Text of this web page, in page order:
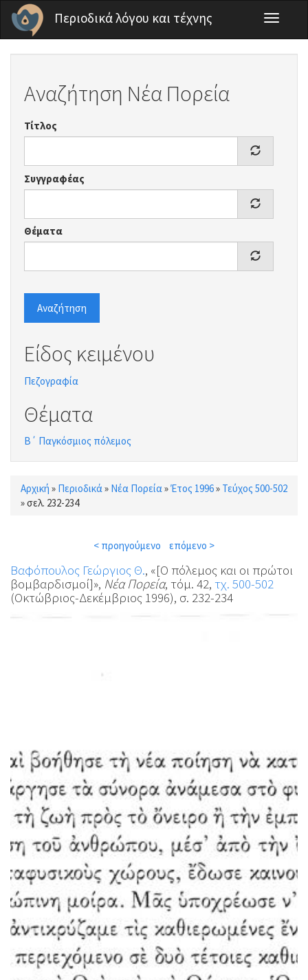
Παράκαμψη προς το κυρίως περιεχόμενο
Περιοδικά λόγου και τέχνης
Toggle
Αναζήτηση Νέα Πορεία
Τίτλος
Συγγραφέας
Θέματα
Αναζήτηση
Είδος κειμένου
Πεζογραφία
Θέματα
Β΄ Παγκόσμιος πόλεμος
Είστε εδώ
Αρχική » Περιοδικά» Νέα Πορεία»Έτος 1996» Τεύχος 500-502
»σελ. 232-234
< προηγούμενο επόμενο >
Βαφόπουλος Γεώργιος Θ., «[Ο πόλεμος και οι πρώτοι
βομβαρδισμοί]», Νέα Πορεία, τόμ. 42, τχ. 500-502
(Οκτώβριος-Δεκέμβριος 1996), σ. 232-234